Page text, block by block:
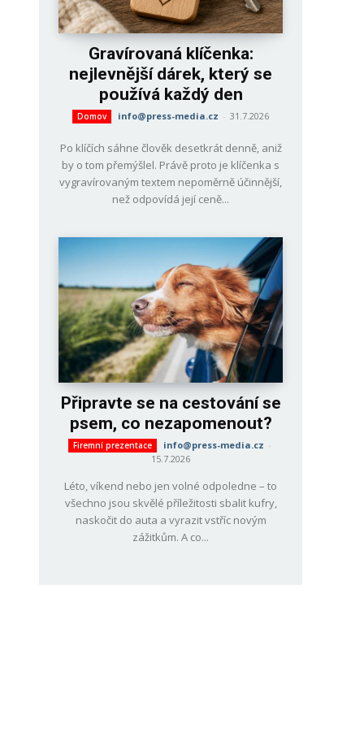
Gravírovaná klíčenka:
nejlevnější dárek, který se
používá každý den
Domov info@press-media.cz - 31.7.2026
Po klíčích sáhne člověk desetkrát denně, aniž
by o tom přemýšlel. Právě proto je klíčenka s
vygravírovaným textem nepoměrně účinnější,
než odpovídá její ceně...
Připravte se na cestování se
psem, co nezapomenout?
Firemní prezentace info@press-media.cz -
15.7.2026
Léto, víkend nebo jen volné odpoledne – to
všechno jsou skvělé příležitosti sbalit kufry,
naskočit do auta a vyrazit vstříc novým
zážitkům. A co...